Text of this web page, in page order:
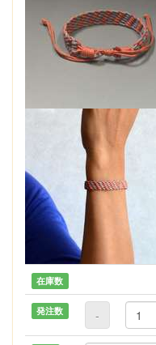
在庫数
発注数 -